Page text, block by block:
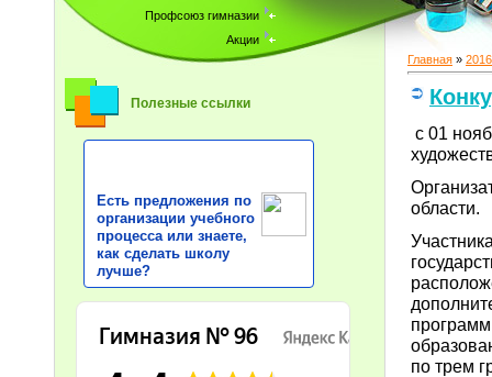
Профсоюз гимназии
Акции
Полезные ссылки
Есть предложения по
организации учебного
процесса или знаете,
как сделать школу
лучше?
Главная » 2016
с 01
области.
по трем